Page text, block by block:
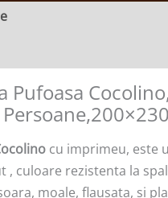
Pufoasa
cu imprimeu, este
, culoare rezistenta la
moale, flausata, si